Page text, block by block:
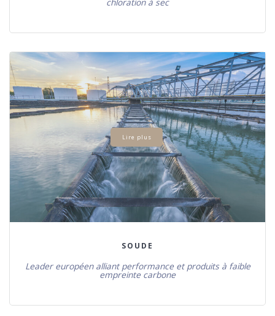
chloration à sec
Lire plus
SOUDE
Leader européen alliant performance et produits à faible
empreinte carbone